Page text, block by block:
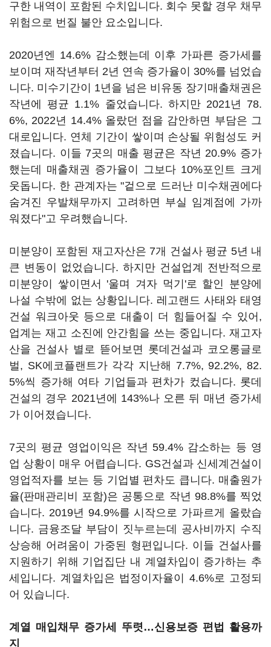
구한 내역이 포함된 수치입니다. 회수 못할 경우 채무
위험으로 번질 불안 요소입니다.
2020년엔 14.6% 감소했는데 이후 가파른 증가세를
보이며 재작년부터 2년 연속 증가율이 30%를 넘었습
니다. 미수기간이 1년을 넘은 비유동 장기매출채권은
작년에 평균 1.1% 줄었습니다. 하지만 2021년 78.
6%, 2022년 14.4% 올랐던 점을 감안하면 부담은 그
대로입니다. 연체 기간이 쌓이며 손상될 위험성도 커
졌습니다. 이들 7곳의 매출 평균은 작년 20.9% 증가
했는데 매출채권 증가율이 그보다 10%포인트 크게
웃돕니다. 한 관계자는 "겉으로 드러난 미수채권에다
숨겨진 우발채무까지 고려하면 부실 임계점에 가까
워졌다"고 우려했습니다.
미분양이 포함된 재고자산은 7개 건설사 평균 5년 내
큰 변동이 없었습니다. 하지만 건설업계 전반적으로
미분양이 쌓이면서 '울며 겨자 먹기'로 할인 분양에
나설 수밖에 없는 상황입니다. 레고랜드 사태와 태영
건설 워크아웃 등으로 대출이 더 힘들어질 수 있어,
업계는 재고 소진에 안간힘을 쓰는 중입니다. 재고자
산을 건설사 별로 뜯어보면 롯데건설과 코오롱글로
벌, SK에코플랜트가 각각 지난해 7.7%, 92.2%, 82.
5%씩 증가해 여타 기업들과 편차가 컸습니다. 롯데
건설의 경우 2021년에 143%나 오른 뒤 매년 증가세
가 이어졌습니다.
7곳의 평균 영업이익은 작년 59.4% 감소하는 등 영
업 상황이 매우 어렵습니다. GS건설과 신세계건설이
영업적자를 보는 등 기업별 편차도 큽니다. 매출원가
율(판매관리비 포함)은 공통으로 작년 98.8%를 찍었
습니다. 2019년 94.9%를 시작으로 가파르게 올랐습
니다. 금융조달 부담이 짓누르는데 공사비까지 수직
상승해 어려움이 가중된 형편입니다. 이들 건설사를
지원하기 위해 기업집단 내 계열차입이 증가하는 추
세입니다. 계열차입은 법정이자율이 4.6%로 고정되
어 있습니다.
계열 매입채무 증가세 뚜렷…신용보증 편법 활용까
지